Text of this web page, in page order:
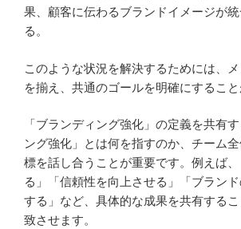
果、顧客に伝わるブランドイメージが
る。
このような状況を解決するためには、
を揃え、共通のゴールを明確にすること
「ブランディング強化」の定義を共有
ング強化」とは何を指すのか、チーム
標を話し合うことが重要です。例えば
る」「信頼性を向上させる」「ブラン
する」など、具体的な成果を共有する
致させます。